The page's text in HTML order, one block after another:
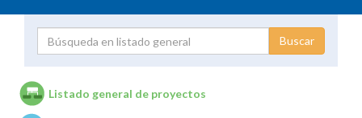
Listado general de proyectos